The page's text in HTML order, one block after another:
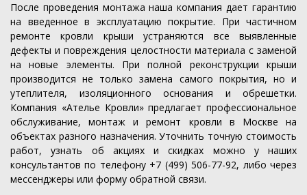
После проведения монтажа наша компания дает гарантию
на введенное в эксплуатацию покрытие. При частичном
ремонте кровли крыши устраняются все выявленные
дефекты и повреждения целостности материала с заменой
на новые элементы. При полной реконструкции крыши
производится не только замена самого покрытия, но и
утеплителя, изоляционного основания и обрешетки.
Компания «Ателье Кровли» предлагает профессиональное
обслуживание, монтаж и ремонт кровли в Москве на
объектах разного назначения. Уточнить точную стоимость
работ, узнать об акциях и скидках можно у наших
консультантов по телефону +7 (499) 506-77-92, либо через
мессенджеры или форму обратной связи.